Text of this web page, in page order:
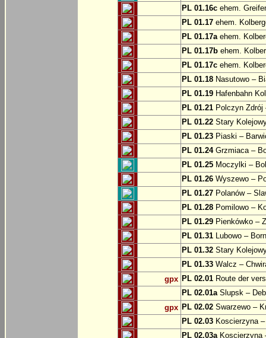
PL 01.16c ehem.
PL 01.17 ehem.
PL 01.17aehem.
PL 01.17b ehem.
PL 01.17c ehem.
PL 01.18 Nasutowo –
PL 01.19 Hafenbahn
PL 01.21 Polczyn
PL 01.22 Stary
PL 01.23 Piaski –
PL 01.24Grzmiaca –
PL 01.25 Moczylki –
PL 01.26 Wyszewo –
PL 01.27 Polanów –
PL 01.28 Pomilowo –
PL 01.29 Pienkówko –
PL 01.31 Lubowo –
PL 01.32 Stary
PL 01.33 Walcz –
gpx PL 02.01 Route der
PL 02.01aSlupsk –
gpx PL 02.02 Swarzewo –
PL 02.03 Koscierzyna
PL 02.03aKoscierzyna